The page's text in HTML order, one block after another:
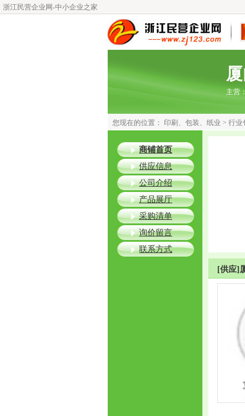
浙江民营企业网-中小企业之家
主营：
您现在的位置： 印刷、包装、纸业 > 行业
[供应]
商铺首页
供应信息
公司介绍
产品展厅
采购清单
询价留言
联系方式